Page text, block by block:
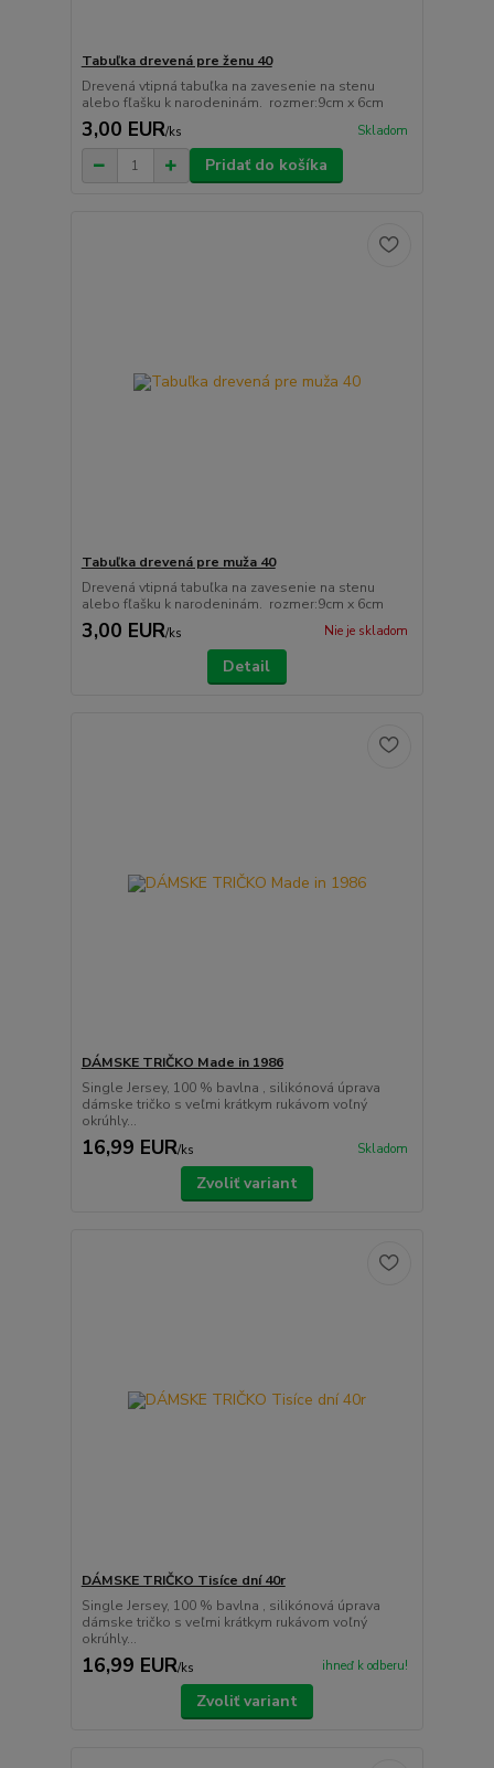
Tabuľka drevená pre ženu 40
Drevená vtipná tabuľka na zavesenie na stenu
alebo fľašku k narodeninám. rozmer:9cm x 6cm
3,00 EUR/ks Skladom
Pridať do košíka
Tabuľka drevená pre muža 40
Drevená vtipná tabuľka na zavesenie na stenu
alebo fľašku k narodeninám. rozmer:9cm x 6cm
3,00 EUR/ks Nie je skladom
Detail
DÁMSKE TRIČKO Made in 1986
Single Jersey, 100 % bavlna , silikónová úprava
dámske tričko s veľmi krátkym rukávom voľný
okrúhly...
16,99 EUR/ks Skladom
Zvoliť variant
DÁMSKE TRIČKO Tisíce dní 40r
Single Jersey, 100 % bavlna , silikónová úprava
dámske tričko s veľmi krátkym rukávom voľný
okrúhly...
16,99 EUR/ks ihneď k odberu!
Zvoliť variant